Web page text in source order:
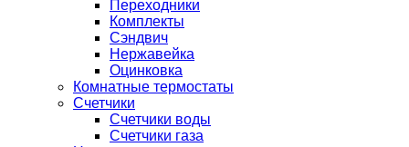
Переходники
Комплекты
Сэндвич
Нержавейка
Оцинковка
Комнатные термостаты
Счетчики
Счетчики воды
Счетчики газа